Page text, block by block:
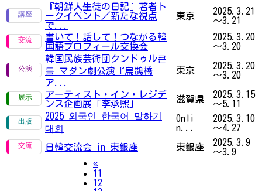
『朝鮮人生徒の日記』著者ト
ークイベント／新たな視点
で...
東京
2025.3.21
～3.21
書いて！話して！つながる韓
国語プロフィール交換会
2025.3.20
～3.20
韓国民族芸術団クンドゥル큰
들 マダン劇公演『烏鵲橋
ア...
東京
2025.3.20
～3.20
アーティスト・イン・レジデ
ンス企画展「李承熙」
滋賀県
2025.3.15
～5.11
2025 외국인 한국어 말하기
대회
Onli
n...
2025.3.10
～4.27
日韓交流会 in 東銀座 東銀座
2025.3.9
～3.9
«Previous
11
12